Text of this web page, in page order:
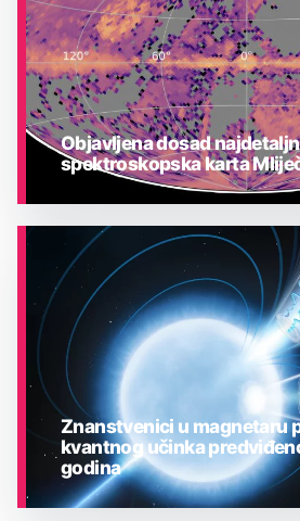
ASTRONOMIJA
Objavljena dosad
spektroskopska karta
Znanstvenici u magnetaru
kvantnog učinka
godina